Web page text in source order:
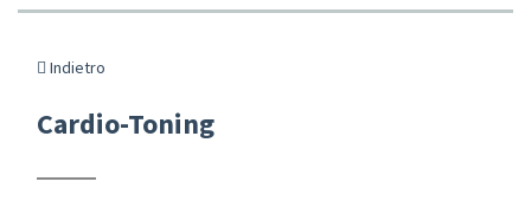
Indietro
Cardio-Toning